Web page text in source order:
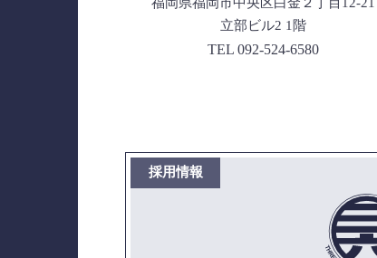
立部ビル2 1階
TEL 092-524-6580
採用情報